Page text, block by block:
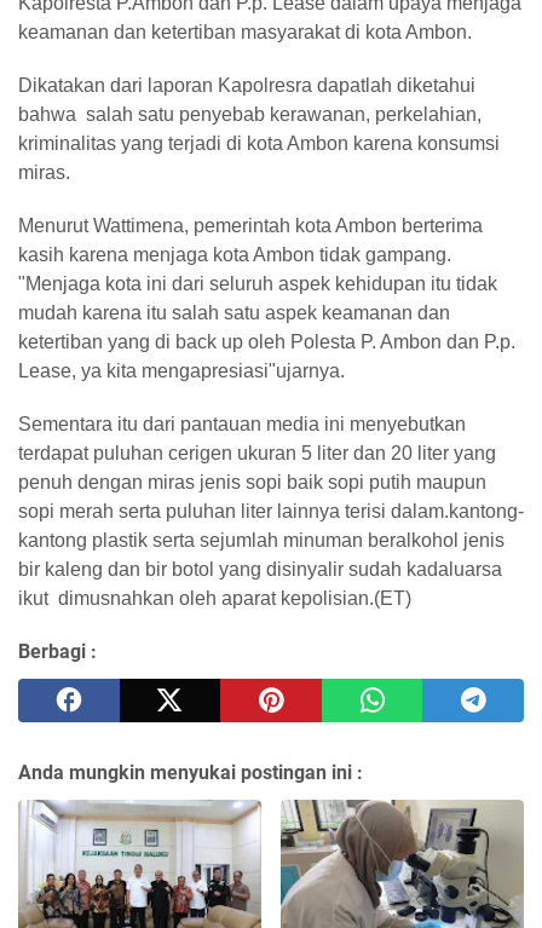
keamanan dan ketertiban masyarakat di kota Ambon.
Dikatakan dari laporan Kapolresra dapatlah diketahui
bahwa salah satu penyebab kerawanan, perkelahian,
kriminalitas yang terjadi di kota Ambon karena konsumsi
miras.
Menurut Wattimena, pemerintah kota Ambon berterima
kasih karena menjaga kota Ambon tidak gampang.
"Menjaga kota ini dari seluruh aspek kehidupan itu tidak
mudah karena itu salah satu aspek keamanan dan
ketertiban yang di back up oleh Polesta P. Ambon dan P.p.
Lease, ya kita mengapresiasi"ujarnya.
Sementara itu dari pantauan media ini menyebutkan
terdapat puluhan cerigen ukuran 5 liter dan 20 liter yang
penuh dengan miras jenis sopi baik sopi putih maupun
sopi merah serta puluhan liter lainnya terisi dalam.kantong-
kantong plastik serta sejumlah minuman beralkohol jenis
bir kaleng dan bir botol yang disinyalir sudah kadaluarsa
ikut dimusnahkan oleh aparat kepolisian.(ET)
Berbagi :
Anda mungkin menyukai postingan ini :